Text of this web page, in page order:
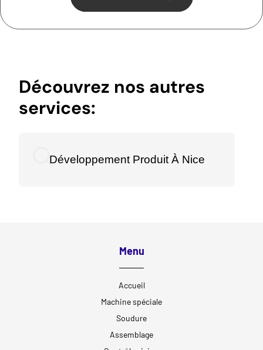
Découvrez nos autres
services:
Développement Produit À Nice
Menu
Accueil
Machine spéciale
Soudure
Assemblage